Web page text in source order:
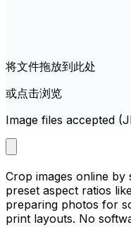
将文件拖放到此处
或点击浏览
Image files accepted
Crop images online by
preset aspect ratios
preparing photos for
print layouts. No